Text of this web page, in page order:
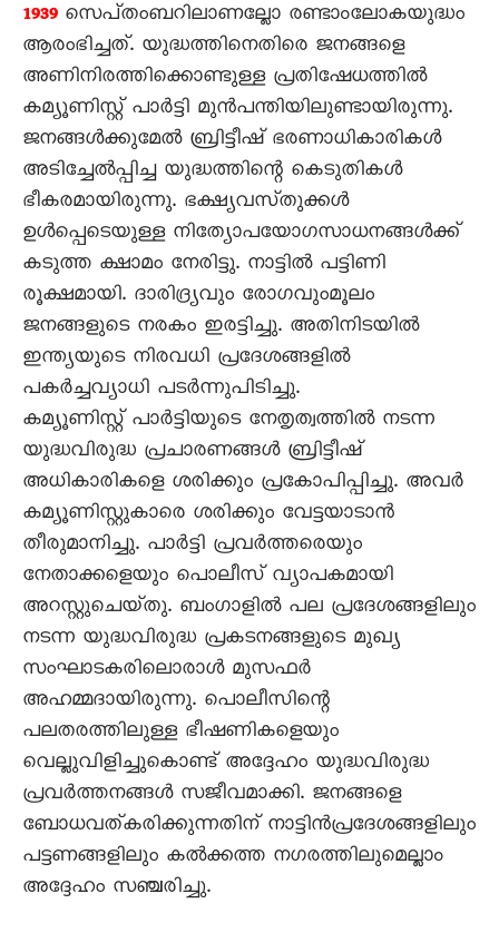
1939സെപ്‌തംബറിലാണല്ലോ രണ്ടാംലോകയുദ്ധം
ആരംഭിച്ചത്‌. യുദ്ധത്തിനെതിരെ ജനങ്ങളെ
അണിനിരത്തിക്കൊണ്ടുള്ള പ്രതിഷേധത്തിൽ
കമ്യൂണിസ്റ്റ്‌ പാർട്ടി മുൻപന്തിയിലുണ്ടായിരുന്നു.
ജനങ്ങൾക്കുമേൽ ബ്രിട്ടീഷ്‌ ഭരണാധികാരികൾ
അടിച്ചേൽപ്പിച്ച യുദ്ധത്തിന്റെ കെടുതികൾ
ഭീകരമായിരുന്നു. ഭക്ഷ്യവസ്‌തുക്കൾ
ഉൾപ്പെടെയുള്ള നിത്യോപയോഗസാധനങ്ങൾക്ക്‌
കടുത്ത ക്ഷാമം നേരിട്ടു. നാട്ടിൽ പട്ടിണി
രൂക്ഷമായി. ദാരിദ്ര്യവും രോഗവുംമൂലം
ജനങ്ങളുടെ നരകം ഇരട്ടിച്ചു. അതിനിടയിൽ
ഇന്ത്യയുടെ നിരവധി പ്രദേശങ്ങളിൽ
പകർച്ചവ്യാധി പടർന്നുപിടിച്ചു.
കമ്യൂണിസ്റ്റ്‌ പാർട്ടിയുടെ നേതൃത്വത്തിൽ നടന്ന
യുദ്ധവിരുദ്ധ പ്രചാരണങ്ങൾ ബ്രിട്ടീഷ്‌
അധികാരികളെ ശരിക്കും പ്രകോപിപ്പിച്ചു. അവർ
കമ്യൂണിസ്റ്റുകാരെ ശരിക്കും വേട്ടയാടാൻ
തീരുമാനിച്ചു. പാർട്ടി പ്രവർത്തരെയും
നേതാക്കളെയും പൊലീസ്‌ വ്യാപകമായി
അറസ്റ്റുചെയ്‌തു. ബംഗാളിൽ പല പ്രദേശങ്ങളിലും
നടന്ന യുദ്ധവിരുദ്ധ പ്രകടനങ്ങളുടെ മുഖ്യ
സംഘാടകരിലൊരാൾ മുസഫർ
അഹമ്മദായിരുന്നു. പൊലീസിന്റെ
പലതരത്തിലുള്ള ഭീഷണികളെയും
വെല്ലുവിളിച്ചുകൊണ്ട്‌ അദ്ദേഹം യുദ്ധവിരുദ്ധ
പ്രവർത്തനങ്ങൾ സജീവമാക്കി. ജനങ്ങളെ
ബോധവത്‌കരിക്കുന്നതിന്‌ നാട്ടിൻപ്രദേശങ്ങളിലും
പട്ടണങ്ങളിലും കൽക്കത്ത നഗരത്തിലുമെല്ലാം
അദ്ദേഹം സഞ്ചരിച്ചു.